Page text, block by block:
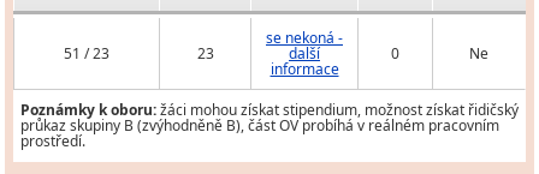
51 / 23 23
se nekoná -
další
informace
0 Ne
Poznámky k oboru:žáci mohou získat stipendium, možnost získat řidičský
průkaz skupiny B (zvýhodněně B), část OV probíhá v reálném pracovním
prostředí.